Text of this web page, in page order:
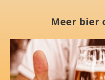
Meer bier